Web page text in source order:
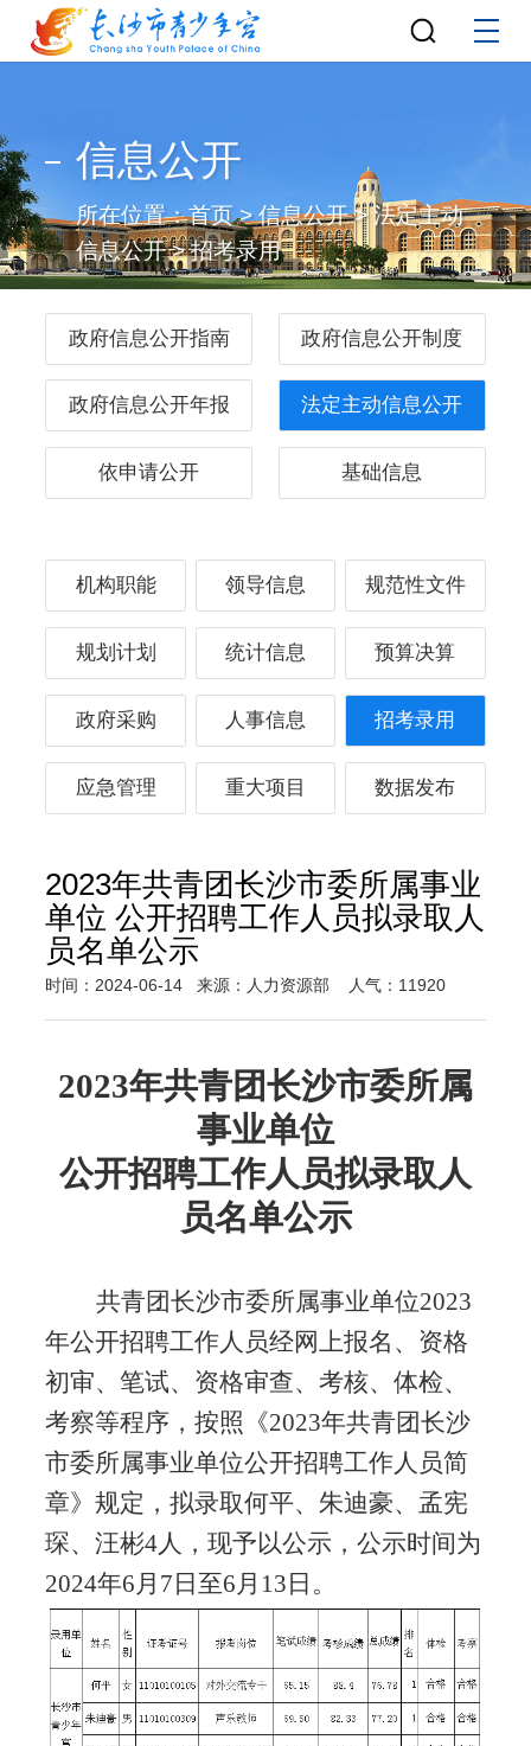
信息公开
所在位置：首页>信息公开>法定主动
信息公开>招考录用
政府信息公开指南 政府信息公开制度
政府信息公开年报 法定主动信息公开
依申请公开 基础信息
机构职能 领导信息 规范性文件
规划计划 统计信息 预算决算
政府采购 人事信息 招考录用
应急管理 重大项目 数据发布
2023年共青团长沙市委所属事业
单位 公开招聘工作人员拟录取人
员名单公示
时间：2024-06-14 来源：人力资源部 人气：11920
2023年共青团长沙市委所属
事业单位
公开招聘工作人员拟录取人
员名单公示
共青团长沙市委所属事业单位2023
年公开招聘工作人员经网上报名、资格
初审、笔试、资格审查、考核、体检、
考察等程序，按照《2023年共青团长沙
市委所属事业单位公开招聘工作人员简
章》规定，拟录取何平、朱迪豪、孟宪
琛、汪彬4人，现予以公示，公示时间为
2024年6月7日至6月13日。